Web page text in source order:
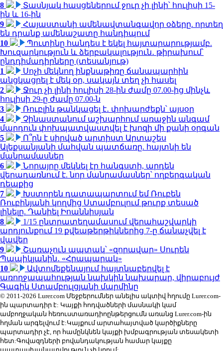
8
Տասնյակ հասցեներում ջուր չի լինի՝ հուլիսի 15-
ին և 16-ին
9
Հայաստանի ամենավտանգավոր օձերը. որտեղ
են դրանք ամենաշատը հանդիպում
10
Պուտինը հանդես է եկել հայտարարությամբ.
Խուզարկություն և ձերբակալություն․ թիրախում՝
ընդդիմադիրները (տեսանյութ)
1
Սոչի մեկնող ինքնաթիռը ճանապարհին
անցկացրել է մեկ օր, սակայն տեղ չի հասել
2
Ջուր չի լինի հուլիսի 28-ին ժամը 07.00-ից մինչև
հուլիսի 29-ը ժամը 07.00-ն
3
Ռուբլին թանկացել է․ փոխարժեքն՝ այսօր
4
Չինաստանում աշխարհում առաջին անգամ
մարդուն փոխպատվաստվել է խոզի մի քանի օրգան
5
Ո՞րն է սիրված արտիստ Արտաշես
Ալեքսանյանի մահվան պատճառը. հայտնի են
մանրամասներ
6
Նորայրը մեկնել էր հանգստի, արդեն
վերադառնում է. նոր մանրամասներ՝ ողբերգական
դեպքից
7
Խստորեն դատապարտում եմ Ռուբեն
Ռուբինյանի կողմից Ստամբուլում թուրք տեսած
լինելը. Դանիել Իոաննիսյան
8
1/15 ընտրատեղամասում վերահաշվարկի
արդյունքում 19 քվեաթերթիկներից 7-ը ճանաչվել է
վավեր
9
Շառաչուն ապտակ՝ «զորավար» Սուրեն
Պապիկյանին․ «Հրապարակ»
10
Ավտոմեքենայում հայտնաբերվել է
առողջապահության նախկին նախարար, վիրաբույժ
Գագիկ Ստամբուլցյանի մարմինը
© 2011-2026 Lurer.com Մեջբերումներ անելիս ակտիվ հղումը Lurer.com-
ին պարտադիր է: Կայքի հոդվածների մասնակի կամ
ամբողջական հեռուստառադիոընթերցումն առանց Lurer.com-ին
հղման արգելվում է:Կայքում արտահայտված կարծիքները
պարտադիր չէ, որ համընկնեն կայքի խմբագրության տեսակետի
հետ:Գովազդների բովանդակության համար կայքը